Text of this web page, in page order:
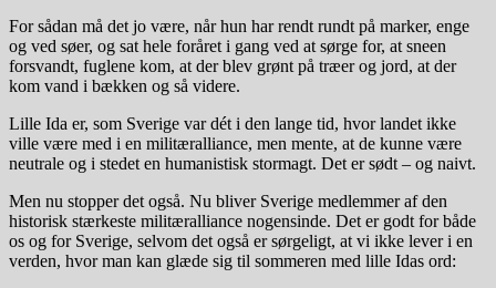
For sådan må det jo være, når hun har rendt rundt på marker, enge
og ved søer, og sat hele foråret i gang ved at sørge for, at sneen
forsvandt, fuglene kom, at der blev grønt på træer og jord, at der
kom vand i bækken og så videre.
Lille Ida er, som Sverige var dét i den lange tid, hvor landet ikke
ville være med i en militæralliance, men mente, at de kunne være
neutrale og i stedet en humanistisk stormagt. Det er sødt – og naivt.
Men nu stopper det også. Nu bliver Sverige medlemmer af den
historisk stærkeste militæralliance nogensinde. Det er godt for både
os og for Sverige, selvom det også er sørgeligt, at vi ikke lever i en
verden, hvor man kan glæde sig til sommeren med lille Idas ord: